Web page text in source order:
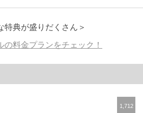
特典が盛りだくさん＞
の料金プランをチェック！
1,712